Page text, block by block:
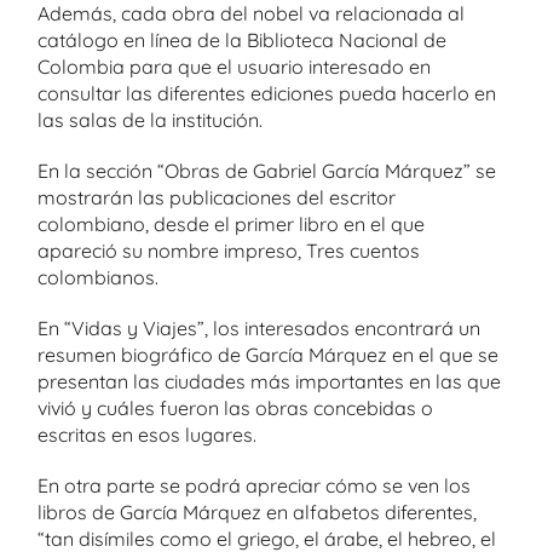
Además, cada obra del nobel va relacionada al
catálogo en línea de la Biblioteca Nacional de
Colombia para que el usuario interesado en
consultar las diferentes ediciones pueda hacerlo en
las salas de la institución.
En la sección “Obras de Gabriel García Márquez” se
mostrarán las publicaciones del escritor
colombiano, desde el primer libro en el que
apareció su nombre impreso, Tres cuentos
colombianos.
En “Vidas y Viajes”, los interesados encontrará un
resumen biográfico de García Márquez en el que se
presentan las ciudades más importantes en las que
vivió y cuáles fueron las obras concebidas o
escritas en esos lugares.
En otra parte se podrá apreciar cómo se ven los
libros de García Márquez en alfabetos diferentes,
“tan disímiles como el griego, el árabe, el hebreo, el